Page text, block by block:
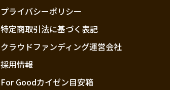
プライバシーポリシー
特定商取引法に基づく表記
クラウドファンディング運営会社
採用情報
For Goodカイゼン目安箱